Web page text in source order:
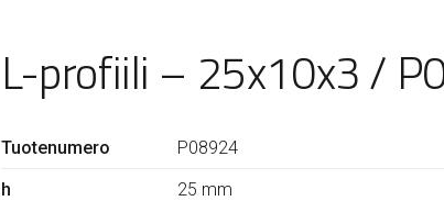
L-profiili – 25x10x3 /
Tuotenumero
P08924
h
25 mm